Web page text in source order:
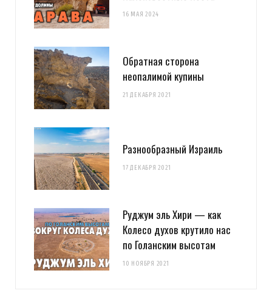
16 МАЯ 2024
Обратная сторона
неопалимой купины
21 ДЕКАБРЯ 2021
Разнообразный Израиль
17 ДЕКАБРЯ 2021
Руджум эль Хири — как
Колесо духов крутило нас
по Голанским высотам
10 НОЯБРЯ 2021